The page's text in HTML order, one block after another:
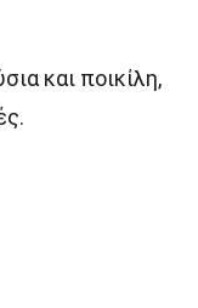
και ποικίλη,